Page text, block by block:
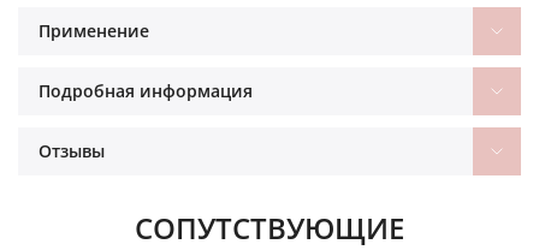
Применение
Подробная информация
Отзывы
СОПУТСТВУЮЩИЕ